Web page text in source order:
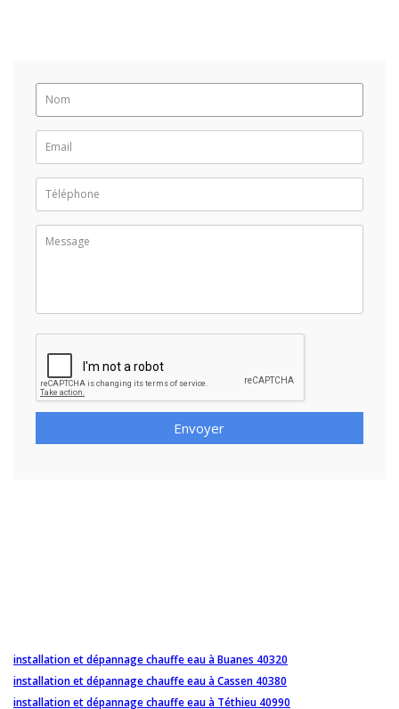
Envoyer
installation et dépannage chauffe eau à Buanes 40320
installation et dépannage chauffe eau à Cassen 40380
installation et dépannage chauffe eau à Téthieu 40990